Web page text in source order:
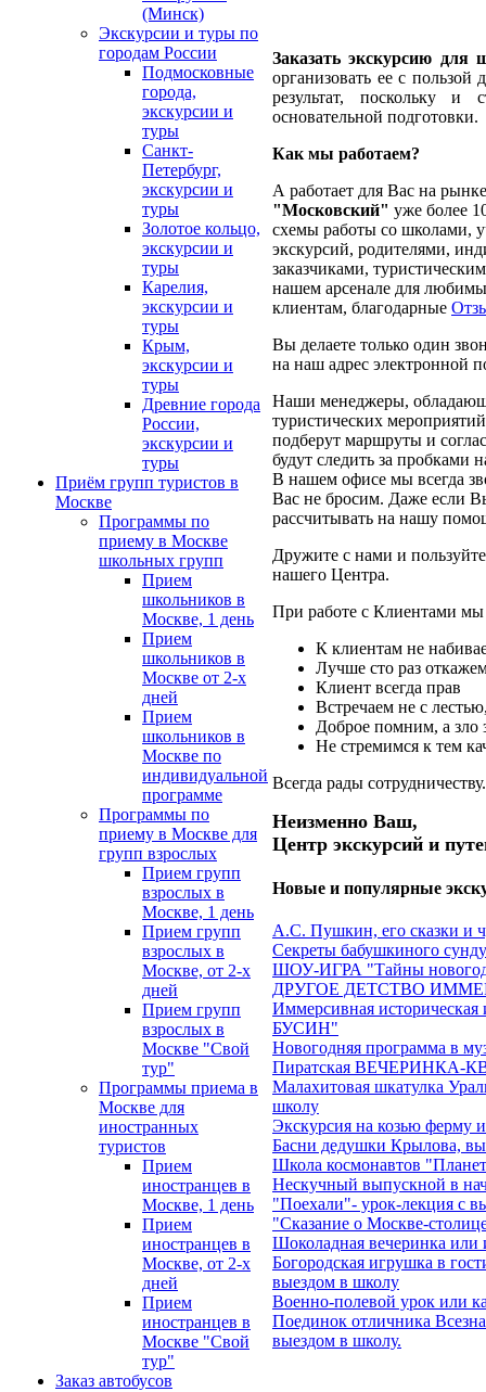
(Минск)
Экскурсии и туры по
городам России
Подмосковные
города,
экскурсии и
туры
Санкт-
Петербург,
экскурсии и
туры
Золотое кольцо,
экскурсии и
туры
Карелия,
экскурсии и
туры
Крым,
экскурсии и
туры
Древние города
России,
экскурсии и
туры
Приём групп туристов в
Москве
Программы по
приему в Москве
школьных групп
Прием
школьников в
Москве, 1 день
Прием
школьников в
Москве от 2-х
дней
Прием
школьников в
Москве по
индивидуальной
программе
Программы по
приему в Москве для
групп взрослых
Прием групп
взрослых в
Москве, 1 день
Прием групп
взрослых в
Москве, от 2-х
дней
Прием групп
взрослых в
Москве "Свой
тур"
Программы приема в
Москве для
иностранных
туристов
Прием
иностранцев в
Москве, 1 день
Прием
иностранцев в
Москве, от 2-х
дней
Прием
иностранцев в
Москве "Свой
тур"
Заказ автобусов
Заказать экскурсию для
организовать ее с пользой
результат, поскольку
основательной подготовки.
Как мы работаем?
А работает для Вас на
"Московский" уже более
схемы работы со школами,
экскурсий, родителями,
заказчиками,
нашем арсенале для
клиентам, благодарные
Вы делаете только один
на наш адрес электронной
Наши менеджеры,
туристических
подберут маршруты и
будут следить за пробками
В нашем офисе мы всегда
Вас не бросим. Даже если
рассчитывать на нашу
Дружите с нами и
нашего Центра.
При работе с Клиентами
К клиентам не
Лучше сто раз
Клиент всегда прав
Встречаем не с
Доброе помним, а зло
Не стремимся к тем
Всегда рады сотрудничеству.
Неизменно Ваш,
Центр экскурсий и
Новые и популярные
А.С. Пушкин, его сказки и
Секреты бабушкиного
ШОУ-ИГРА "Тайны
ДРУГОЕ ДЕТСТВО
Иммерсивная
БУСИН"
Новогодняя программа в
Пиратская ВЕЧЕРИНКА-
Малахитовая шкатулка
школу
Экскурсия на козью ферму
Басни дедушки Крылова,
Школа космонавтов
Нескучный выпускной в
"Поехали"- урок-лекция с
"Сказание о Москве-
Шоколадная вечеринка или
Богородская игрушка в
выездом в школу
Военно-полевой урок или
Поединок отличника
выездом в школу.